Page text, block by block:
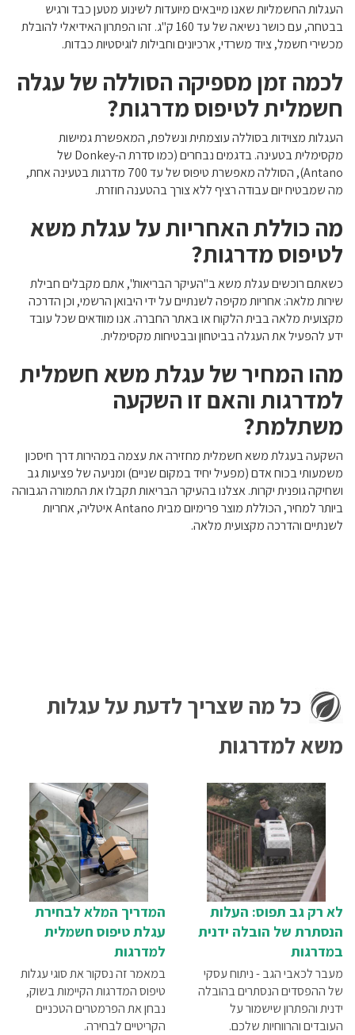
העגלות החשמליות שאנו מייבאים מיועדות לשינוע מטען כבד ורגיש
בבטחה, עם כושר נשיאה של עד 160 ק"ג. זהו הפתרון האידיאלי להובלת
מכשירי חשמל, ציוד משרדי, ארכיונים וחבילות לוגיסטיות כבדות.
לכמה זמן מספיקה הסוללה של עגלה
חשמלית לטיפוס מדרגות?
העגלות מצוידות בסוללה עוצמתית ונשלפת, המאפשרת גמישות
מקסימלית בטעינה. בדגמים נבחרים (כמו סדרת ה-Donkey של
Antano), הסוללה מאפשרת טיפוס של עד 700 מדרגות בטעינה אחת,
מה שמבטיח יום עבודה רציף ללא צורך בהטענה חוזרת.
מה כוללת האחריות על עגלת משא
לטיפוס מדרגות?
כשאתם רוכשים עגלת משא ב"העיקר הבריאות", אתם מקבלים חבילת
שירות מלאה: אחריות מקיפה לשנתיים על ידי היבואן הרשמי, וכן הדרכה
מקצועית מלאה בבית הלקוח או באתר החברה. אנו מוודאים שכל עובד
ידע להפעיל את העגלה בביטחון ובבטיחות מקסימלית.
מהו המחיר של עגלת משא חשמלית
למדרגות והאם זו השקעה
משתלמת?
השקעה בעגלת משא חשמלית מחזירה את עצמה במהירות דרך חיסכון
משמעותי בכוח אדם (מפעיל יחיד במקום שניים) ומניעה של פציעות גב
ושחיקה גופנית יקרות. אצלנו בהעיקר הבריאות תקבלו את התמורה הגבוהה
ביותר למחיר, הכוללת מוצר פרימיום מבית Antano איטליה, אחריות
לשנתיים והדרכה מקצועית מלאה.
כל מה שצריך לדעת על עגלות
משא למדרגות
לא רק גב תפוס: העלות
הנסתרת של הובלה ידנית
במדרגות
מעבר לכאבי הגב - ניתוח עסקי
של ההפסדים הנסתרים בהובלה
ידנית והפתרון שישמור על
העובדים והרווחיות שלכם.
המדריך המלא לבחירת
עגלת טיפוס חשמלית
למדרגות
במאמר זה נסקור את סוגי עגלות
טיפוס המדרגות הקיימות בשוק,
נבחן את הפרמטרים הטכניים
הקריטיים לבחירה.